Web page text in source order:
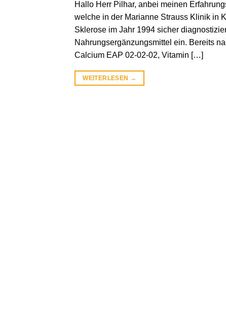
Hallo Herr Pilhar, anbei meinen
welche in der Marianne Strauss Klinik in
Sklerose im Jahr 1994 sicher
Nahrungsergänzungsmittel ein. Bereits
Calcium EAP 02-02-02, Vitamin […]
WEITERLESEN →